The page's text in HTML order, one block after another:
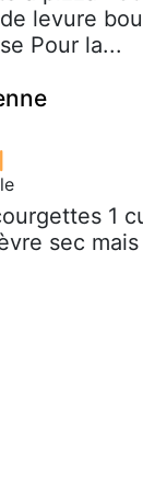
levure
Pour la...
1
sec